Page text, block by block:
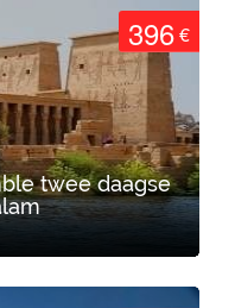
396€
twee daagse